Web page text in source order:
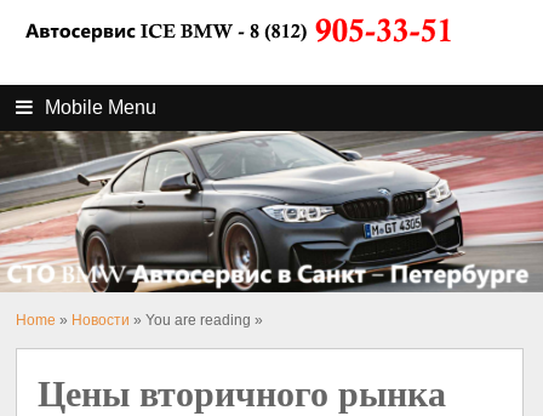
Mobile Menu
Home » Новости » You are reading »
Цены вторичного рынка